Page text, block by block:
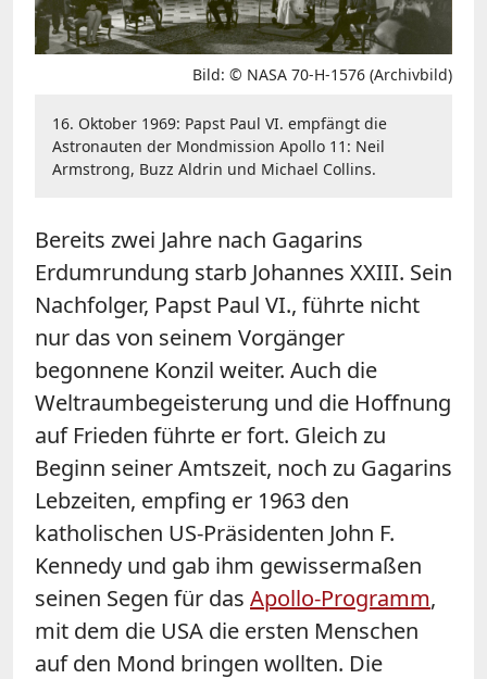
Bild: © NASA 70-H-1576 (Archivbild)
16. Oktober 1969: Papst Paul VI. empfängt die
Astronauten der Mondmission Apollo 11: Neil
Armstrong, Buzz Aldrin und Michael Collins.
Bereits zwei Jahre nach Gagarins
Erdumrundung starb Johannes XXIII. Sein
Nachfolger, Papst Paul VI., führte nicht
nur das von seinem Vorgänger
begonnene Konzil weiter. Auch die
Weltraumbegeisterung und die Hoffnung
auf Frieden führte er fort. Gleich zu
Beginn seiner Amtszeit, noch zu Gagarins
Lebzeiten, empfing er 1963 den
katholischen US-Präsidenten John F.
Kennedy und gab ihm gewissermaßen
seinen Segen für das Apollo-Programm,
mit dem die USA die ersten Menschen
auf den Mond bringen wollten. Die